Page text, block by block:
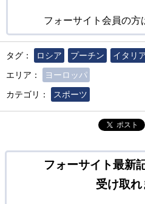
フォーサイト会員の方
タグ： ロシア プーチン
イタリ
エリア：
ヨーロッパ
カテゴリ：
スポーツ
ポスト
フォーサイト最新
受け取れ